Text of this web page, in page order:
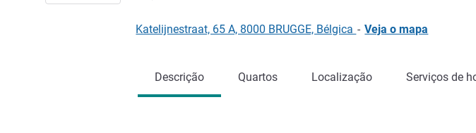
Katelijnestraat, 65 A, 8000 BRUGGE, Bélgica - Veja o mapa
Descrição Quartos Localização Serviços de